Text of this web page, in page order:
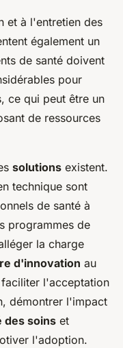
et à l'entretien des
également un
de santé doivent
pour
ce qui peut être un
de ressources
solutions existent.
technique sont
de santé à
programmes de
la charge
d'innovation au
l'acceptation
démontrer l'impact
des soins et
l'adoption.